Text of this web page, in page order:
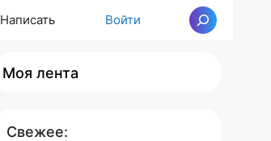
Написать Войти Поиск
Моя лента
Свежее: